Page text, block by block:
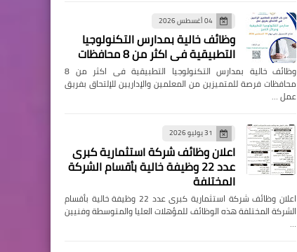
04 أغسطس 2026
وظائف خالية بمدارس التكنولوجيا
التطبيقية فى اكثر من 8 محافظات
وظائف خالية بمدارس التكنولوجيا التطبيقية فى اكثر من 8
محافظات فرصة للمتميزين من المعلمين والإداريين للإلتحاق بفريق
عمل …
31 يوليو 2026
اعلان وظائف شركة استثمارية كبرى
عدد 22 وظيفة خالية بأقسام الشركة
المختلفة
اعلان وظائف شركة استثمارية كبرى عدد 22 وظيفة خالية بأقسام
الشركة المختلفة هذه الوظائف للمؤهلات العليا والمتوسطة وفنيين
…